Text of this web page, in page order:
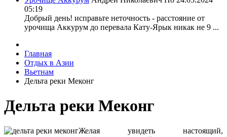
05:19
Добрый день! исправьте неточность - расстояние от
урочища Аккурум до перевала Кату-Ярык никак не 9 ...
Главная
Отдых в Азии
Вьетнам
Дельта реки Меконг
Дельта реки Меконг
Желая увидеть настоящий,